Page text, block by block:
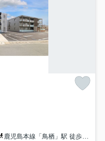
鹿児島本線「鳥栖」駅 徒歩21分